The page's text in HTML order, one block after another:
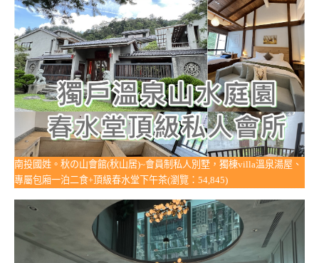
南投國姓。秋の山會館(秋山居)~會員制私人別墅，獨棟villa溫泉湯屋、
專屬包廂一泊二食+頂級春水堂下午茶(瀏覽：54,845)